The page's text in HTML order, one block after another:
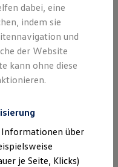
Leasing
dabei, eine
indem sie
und
der Website
kann ohne diese
Informationen über
je Seite, Klicks)